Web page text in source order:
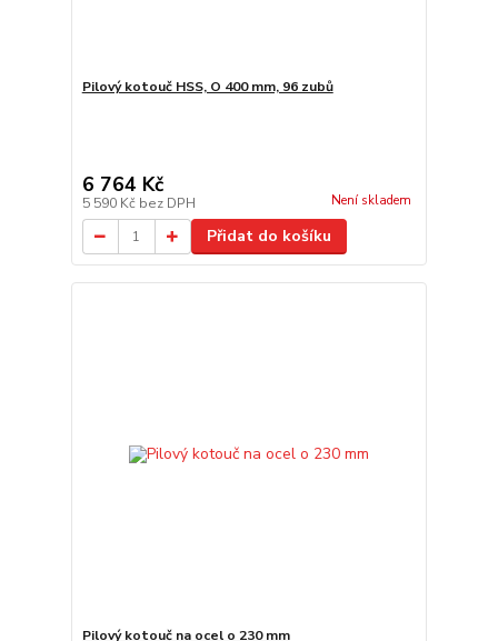
Pilový kotouč HSS, O 400 mm, 96 zubů
6 764 Kč
5 590 Kč bez DPH Není skladem
Přidat do košíku
Pilový kotouč na ocel o 230 mm